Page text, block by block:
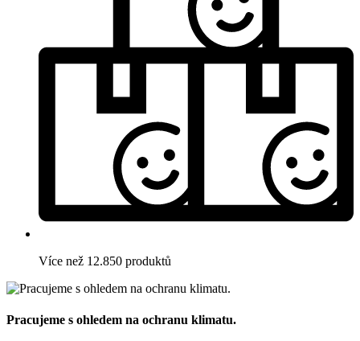
Více než 12.850 produktů
Pracujeme s ohledem na ochranu klimatu.